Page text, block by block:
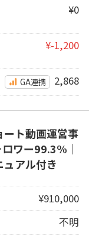
¥0
¥-1,200
GA連携 2,868
ート動画運営事
ワー99.3%｜
アル付き
¥910,000
不明